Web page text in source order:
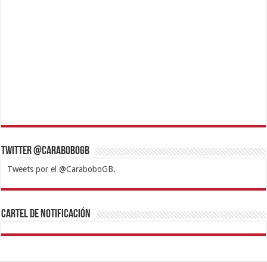
Twitter @CaraboboGB
Tweets por el @CaraboboGB.
1xbetBetturkeyBetistKralbetSupertotobetTipobetMatadorbetMariobet
https://mvbcasino.com/
Cartel de Notificación